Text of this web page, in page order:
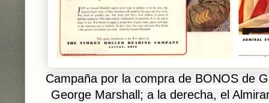
Campaña por la compra de BONOS de
George Marshall ; a la derecha, el